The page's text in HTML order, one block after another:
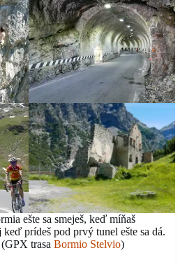
ešte sa smeješ, keď míňaš
prídeš pod prvý tunel ešte sa dá.
trasa Bormio Stelvio)